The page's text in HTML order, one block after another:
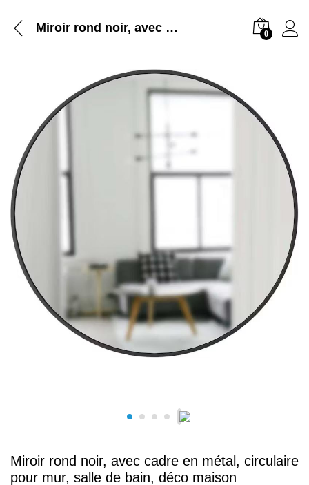
Miroir rond noir, avec cadre en métal, circulaire pour mur, salle de bain, déco maison 0
Miroir rond noir, avec cadre en métal, circulaire
pour mur, salle de bain, déco maison